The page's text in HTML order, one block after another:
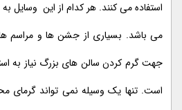
استفاده می کنند. هر کدام از این وسایل
می باشد. بسیاری از جشن ها و مراسم
جهت گرم کردن سالن های بزرگ نیاز به
است. تنها یک وسیله نمی تواند گرمای